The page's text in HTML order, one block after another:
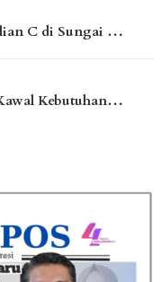
C di Sungai …
Kebutuhan…